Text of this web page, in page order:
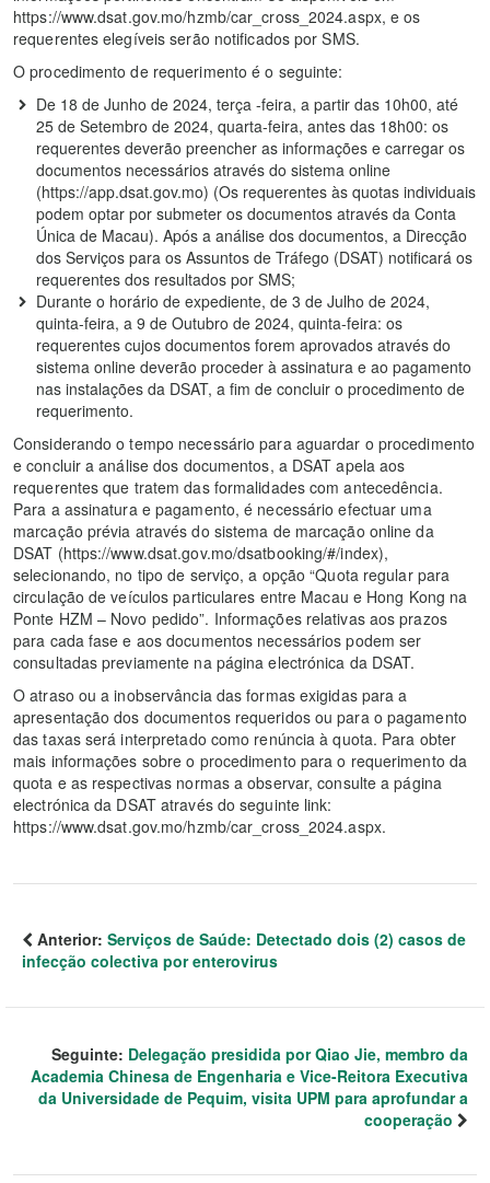
https://www.dsat.gov.mo/hzmb/car_cross_2024.aspx, e os
requerentes elegíveis serão notificados por SMS.
O procedimento de requerimento é o seguinte:
De 18 de Junho de 2024, terça -feira, a partir das 10h00, até
25 de Setembro de 2024, quarta-feira, antes das 18h00: os
requerentes deverão preencher as informações e carregar os
documentos necessários através do sistema online
(https://app.dsat.gov.mo) (Os requerentes às quotas individuais
podem optar por submeter os documentos através da Conta
Única de Macau). Após a análise dos documentos, a Direcção
dos Serviços para os Assuntos de Tráfego (DSAT) notificará os
requerentes dos resultados por SMS;
Durante o horário de expediente, de 3 de Julho de 2024,
quinta-feira, a 9 de Outubro de 2024, quinta-feira: os
requerentes cujos documentos forem aprovados através do
sistema online deverão proceder à assinatura e ao pagamento
nas instalações da DSAT, a fim de concluir o procedimento de
requerimento.
Considerando o tempo necessário para aguardar o procedimento
e concluir a análise dos documentos, a DSAT apela aos
requerentes que tratem das formalidades com antecedência.
Para a assinatura e pagamento, é necessário efectuar uma
marcação prévia através do sistema de marcação online da
DSAT (https://www.dsat.gov.mo/dsatbooking/#/index),
selecionando, no tipo de serviço, a opção “Quota regular para
circulação de veículos particulares entre Macau e Hong Kong na
Ponte HZM – Novo pedido”. Informações relativas aos prazos
para cada fase e aos documentos necessários podem ser
consultadas previamente na página electrónica da DSAT.
O atraso ou a inobservância das formas exigidas para a
apresentação dos documentos requeridos ou para o pagamento
das taxas será interpretado como renúncia à quota. Para obter
mais informações sobre o procedimento para o requerimento da
quota e as respectivas normas a observar, consulte a página
electrónica da DSAT através do seguinte link:
https://www.dsat.gov.mo/hzmb/car_cross_2024.aspx.
Anterior: Serviços de Saúde: Detectado dois (2) casos de
infecção colectiva por enterovirus
Seguinte: Delegação presidida por Qiao Jie, membro da
Academia Chinesa de Engenharia e Vice-Reitora Executiva
da Universidade de Pequim, visita UPM para aprofundar a
cooperação